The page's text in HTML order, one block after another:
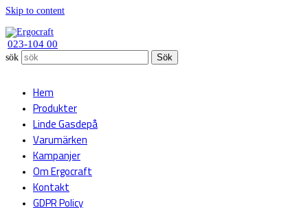
Skip to content
023-104 00
sök Sök
Hem
Produkter
Linde Gasdepå
Varumärken
Kampanjer
Om Ergocraft
Kontakt
GDPR Policy